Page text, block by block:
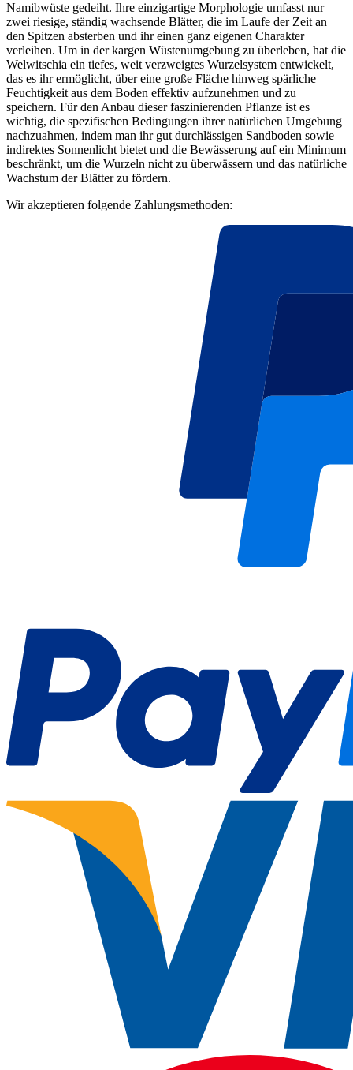
Namibwüste gedeiht. Ihre einzigartige Morphologie umfasst nur
zwei riesige, ständig wachsende Blätter, die im Laufe der Zeit an
den Spitzen absterben und ihr einen ganz eigenen Charakter
verleihen. Um in der kargen Wüstenumgebung zu überleben, hat die
Welwitschia ein tiefes, weit verzweigtes Wurzelsystem entwickelt,
das es ihr ermöglicht, über eine große Fläche hinweg spärliche
Feuchtigkeit aus dem Boden effektiv aufzunehmen und zu
speichern. Für den Anbau dieser faszinierenden Pflanze ist es
wichtig, die spezifischen Bedingungen ihrer natürlichen Umgebung
nachzuahmen, indem man ihr gut durchlässigen Sandboden sowie
indirektes Sonnenlicht bietet und die Bewässerung auf ein Minimum
beschränkt, um die Wurzeln nicht zu überwässern und das natürliche
Wachstum der Blätter zu fördern.
Wir akzeptieren folgende Zahlungsmethoden: